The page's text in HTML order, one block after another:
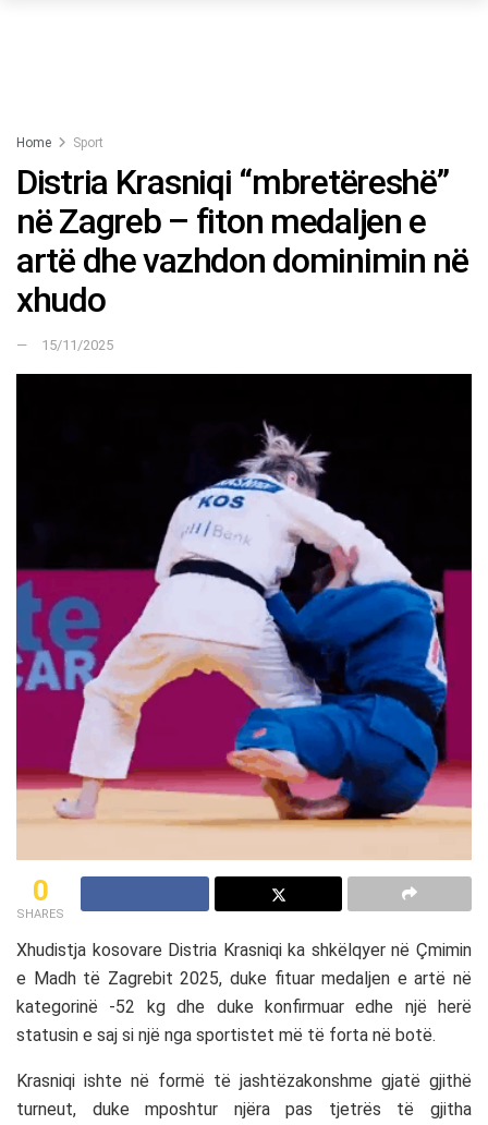
Home Sport
Distria Krasniqi “mbretëreshë”
në Zagreb – fiton medaljen e
artë dhe vazhdon dominimin në
xhudo
15/11/2025
0
SHARES
Xhudistja kosovare Distria Krasniqi ka shkëlqyer në Çmimin
e Madh të Zagrebit 2025, duke fituar medaljen e artë në
kategorinë -52 kg dhe duke konfirmuar edhe një herë
statusin e saj si një nga sportistet më të forta në botë.
Krasniqi ishte në formë të jashtëzakonshme gjatë gjithë
turneut, duke mposhtur njëra pas tjetrës të gjitha